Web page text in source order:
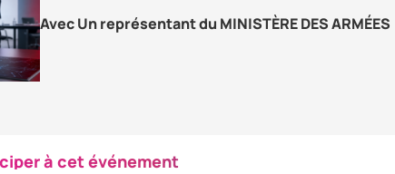
Avec Un représentant du MINISTÈRE DES ARMÉES
à cet événement